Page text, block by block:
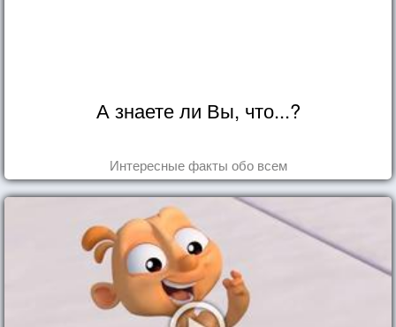
А знаете ли Вы, что...?
Интересные факты обо всем